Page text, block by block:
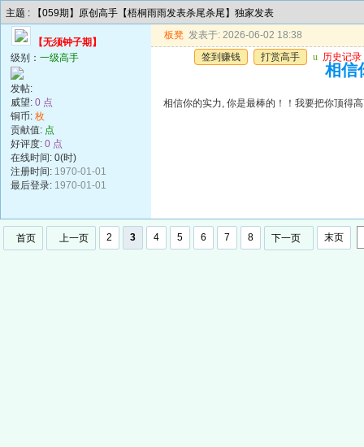
主题 : 【059期】原创高手【梧桐雨雨发表杀尾杀尾】独家发表
【无须钟子期】
级别： 一级高手
发帖:
威望: 0 点
铜币: 枚
贡献值: 点
好评度: 0 点
在线时间: 0(时)
注册时间: 1970-01-01
最后登录: 1970-01-01
板凳 发表于: 2026-06-02 18:38
签到赚钱
打赏高手 u 历史记录
相信
相信你的实力, 你是最棒的！！我要把你顶得
首页 上一页 2 3 4 5 6 7 8 下一页 末页